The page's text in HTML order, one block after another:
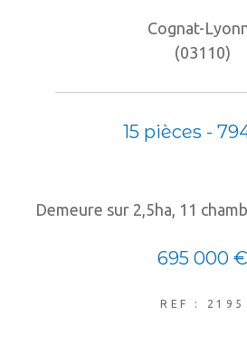
Cognat-
(03110)
15 pièces -
Demeure sur 2,5ha, 11
695 000 €
REF : 2195
AFFINER LES
TERRASSE
FILTRER